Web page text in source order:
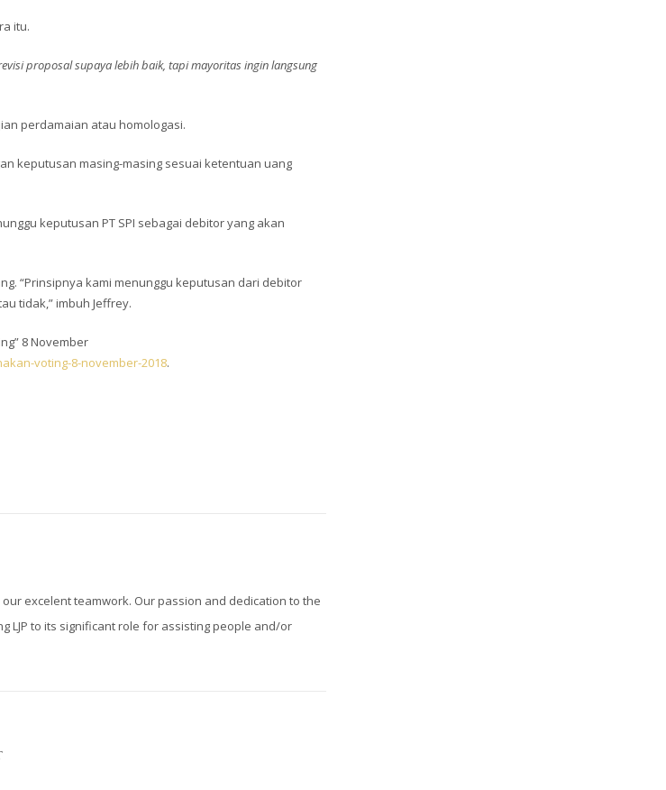
itu.
proposal supaya lebih baik, tapi mayoritas ingin langsung
perdamaian atau homologasi.
keputusan masing-masing sesuai ketentuan uang
keputusan PT SPI sebagai debitor yang akan
“Prinsipnya kami menunggu keputusan dari debitor
tidak,” imbuh Jeffrey.
8 November
voting-8-november-2018.
excelent teamwork. Our passion and dedication to the
LJP to its significant role for assisting people and/or